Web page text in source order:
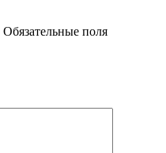
Обязательные поля